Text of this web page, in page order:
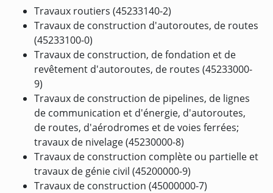
Travaux routiers (45233140-2)
Travaux de construction d'autoroutes, de routes
(45233100-0)
Travaux de construction, de fondation et de
revêtement d'autoroutes, de routes (45233000-
9)
Travaux de construction de pipelines, de lignes
de communication et d'énergie, d'autoroutes,
de routes, d'aérodromes et de voies ferrées;
travaux de nivelage (45230000-8)
Travaux de construction complète ou partielle et
travaux de génie civil (45200000-9)
Travaux de construction (45000000-7)